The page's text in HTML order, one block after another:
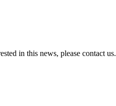
in this news, please contact us.